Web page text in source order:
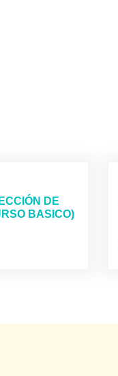
DE
BASICO)